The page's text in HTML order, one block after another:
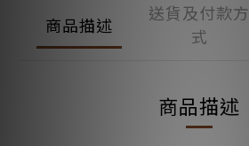
商品描述
送貨及付款方
式
商品描述